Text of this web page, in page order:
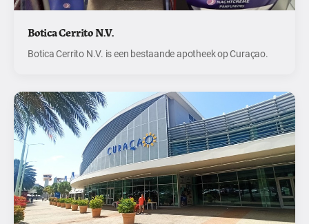
Botica Cerrito N.V.
Botica Cerrito N.V. is een bestaande apotheek op Curaçao.